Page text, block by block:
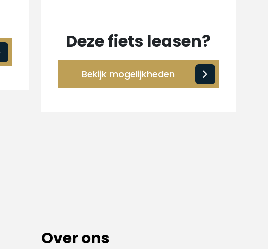
Deze fiets leasen?
Bekijk mogelijkheden
Over ons